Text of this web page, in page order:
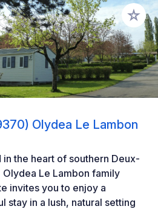
Add to
Olydea Le Lambon
in the heart of southern Deux-
Olydea Le Lambon family
invites you to enjoy a
stay in a lush, natural setting